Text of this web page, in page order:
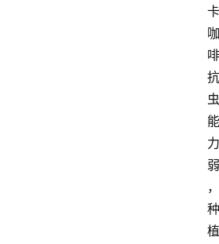
卡
咖
啡
抗
虫
能
力
弱
，
种
植